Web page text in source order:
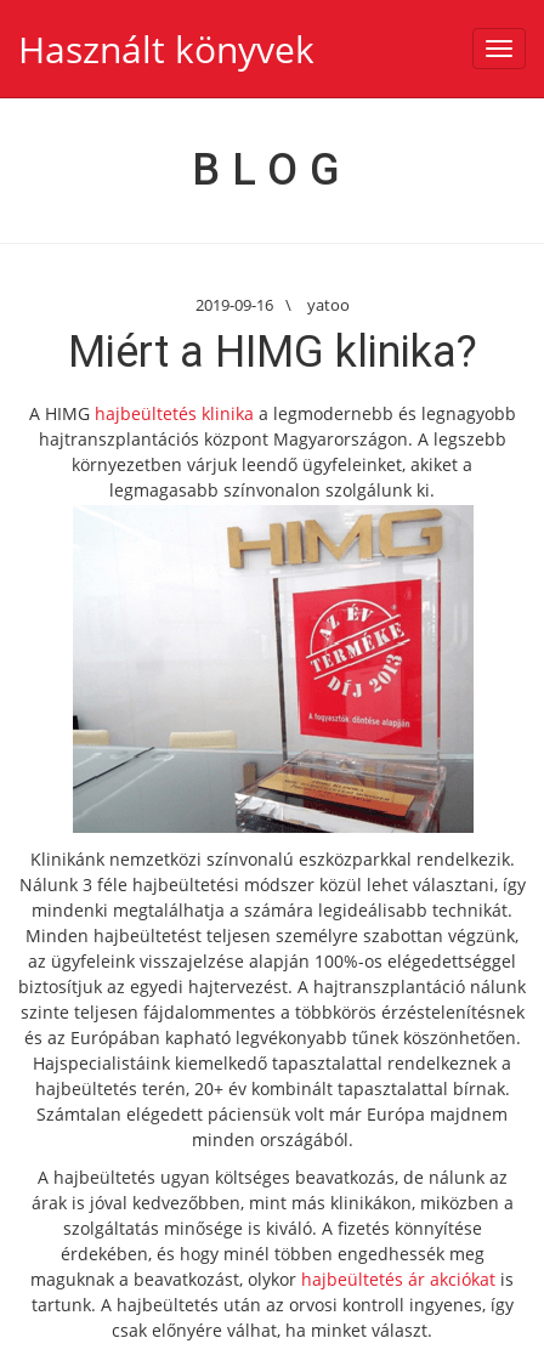
Használt könyvek
BLOG
2019-09-16 \ yatoo
Miért a HIMG klinika?
A HIMG hajbeültetés klinika a legmodernebb és legnagyobb
hajtranszplantációs központ Magyarországon. A legszebb
környezetben várjuk leendő ügyfeleinket, akiket a
legmagasabb színvonalon szolgálunk ki.
Klinikánk nemzetközi színvonalú eszközparkkal rendelkezik.
Nálunk 3 féle hajbeültetési módszer közül lehet választani, így
mindenki megtalálhatja a számára legideálisabb technikát.
Minden hajbeültetést teljesen személyre szabottan végzünk,
az ügyfeleink visszajelzése alapján 100%-os elégedettséggel
biztosítjuk az egyedi hajtervezést. A hajtranszplantáció nálunk
szinte teljesen fájdalommentes a többkörös érzéstelenítésnek
és az Európában kapható legvékonyabb tűnek köszönhetően.
Hajspecialistáink kiemelkedő tapasztalattal rendelkeznek a
hajbeültetés terén, 20+ év kombinált tapasztalattal bírnak.
Számtalan elégedett páciensük volt már Európa majdnem
minden országából.
A hajbeültetés ugyan költséges beavatkozás, de nálunk az
árak is jóval kedvezőbben, mint más klinikákon, miközben a
szolgáltatás minősége is kiváló. A fizetés könnyítése
érdekében, és hogy minél többen engedhessék meg
maguknak a beavatkozást, olykor hajbeültetés ár akciókat is
tartunk. A hajbeültetés után az orvosi kontroll ingyenes, így
csak előnyére válhat, ha minket választ.